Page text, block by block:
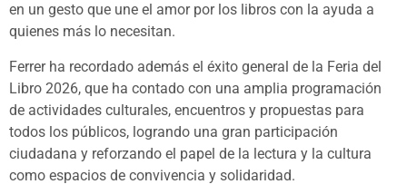
en un gesto que une el amor por los libros con la ayuda a
quienes más lo necesitan.
Ferrer ha recordado además el éxito general de la Feria del
Libro 2026, que ha contado con una amplia programación
de actividades culturales, encuentros y propuestas para
todos los públicos, logrando una gran participación
ciudadana y reforzando el papel de la lectura y la cultura
como espacios de convivencia y solidaridad.